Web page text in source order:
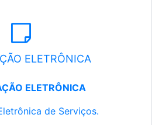
ELETRÔNICA
ELETRÔNICA
de Serviços.